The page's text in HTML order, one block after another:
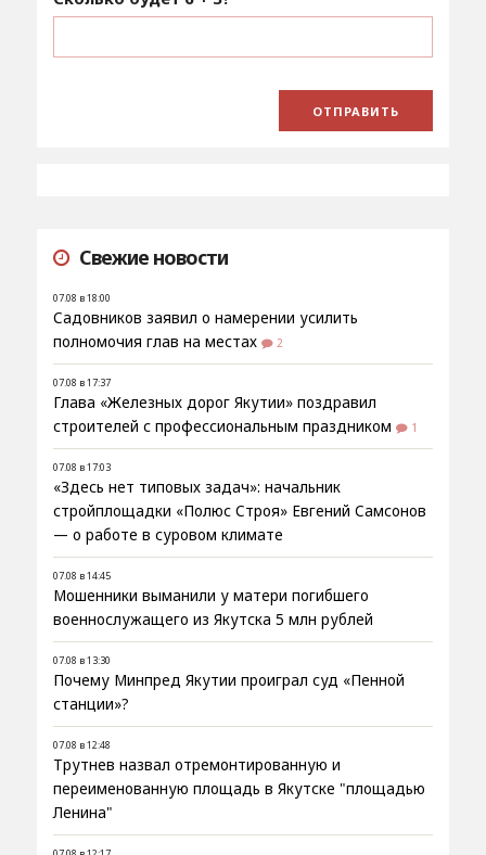
Свежие новости
07.08 в 18:00
Садовников заявил о намерении усилить
полномочия глав на местах
2
07.08 в 17:37
Глава «Железных дорог Якутии» поздравил
строителей с профессиональным праздником
1
07.08 в 17:03
«Здесь нет типовых задач»: начальник
стройплощадки «Полюс Строя» Евгений Самсонов
— о работе в суровом климате
07.08 в 14:45
Мошенники выманили у матери погибшего
военнослужащего из Якутска 5 млн рублей
07.08 в 13:30
Почему Минпред Якутии проиграл суд «Пенной
станции»?
07.08 в 12:48
Трутнев назвал отремонтированную и
переименованную площадь в Якутске "площадью
Ленина"